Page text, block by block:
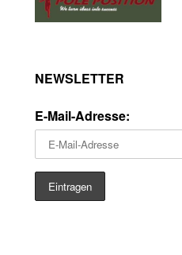
NEWSLETTER
E-Mail-Adresse: